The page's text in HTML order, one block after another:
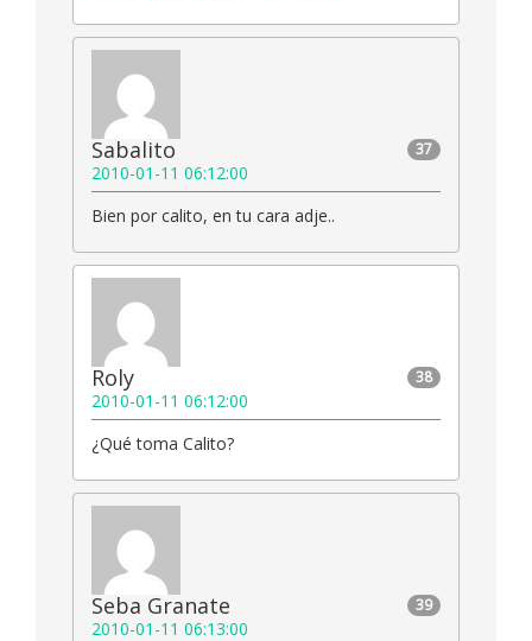
37
Sabalito
2010-01-11 06:12:00
Bien por calito, en tu cara adje..
38
Roly
2010-01-11 06:12:00
¿Qué toma Calito?
39
Seba Granate
2010-01-11 06:13:00